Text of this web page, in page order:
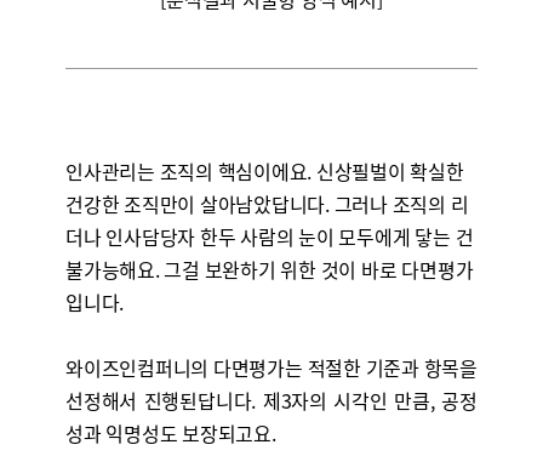
인사관리는 조직의 핵심이에요. 신상필벌이 확실한
건강한 조직만이 살아남았답니다. 그러나 조직의 리
더나 인사담당자 한두 사람의 눈이 모두에게 닿는 건
불가능해요. 그걸 보완하기 위한 것이 바로 다면평가
입니다.
와이즈인컴퍼니의 다면평가는 적절한 기준과 항목을
선정해서 진행된답니다. 제3자의 시각인 만큼, 공정
성과 익명성도 보장되고요.